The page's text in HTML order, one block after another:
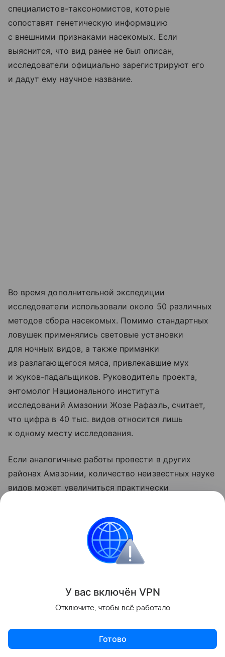
специалистов-таксономистов, которые
сопоставят генетическую информацию
с внешними признаками насекомых. Если
выяснится, что вид ранее не был описан,
исследователи официально зарегистрируют его
и дадут ему научное название.
Во время дополнительной экспедиции
исследователи использовали около 50 различных
методов сбора насекомых. Помимо стандартных
ловушек применялись световые установки
для ночных видов, а также приманки
из разлагающегося мяса, привлекавшие мух
и жуков-падальщиков. Руководитель проекта,
энтомолог Национального института
исследований Амазонии Жозе Рафаэль, считает,
что цифра в 40 тыс. видов относится лишь
к одному месту исследования.
Если аналогичные работы провести в других
районах Амазонии, количество неизвестных науке
видов может увеличиться практически
из руководителей проекта Далтона Аморима
из Университета Сан-Паулу, ученым предстоит
не только описать новые организмы,
но и придумать для них тысячи научных названий.
исследователи планируют использовать названия
региона и слова из языков коренных народов.
стало известно
У вас включён VPN
Отключите, чтобы всё работало
Готово